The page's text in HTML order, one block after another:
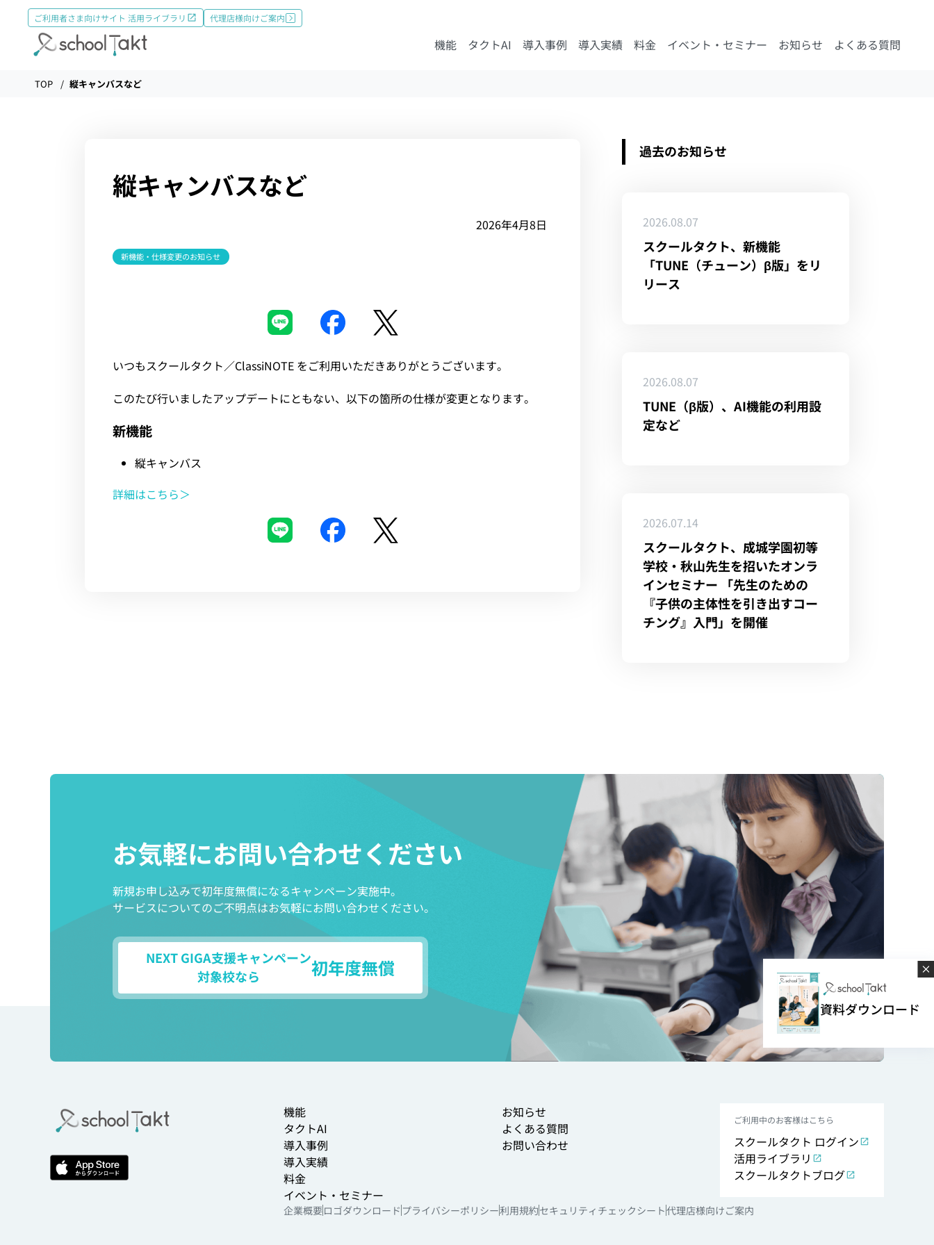
機能
ご利用者さま向けサイト 活用ライブラリ 代理店様向けご案内
機能 タクトAI 導入事例 導入実績 料金 イベント・セミナー お知らせ よくある質問
TOP 縦キャンバスなど
縦キャンバスなど
2026年4月8日
新機能・仕様変更のお知らせ
いつもスクールタクト／ClassiNOTE をご利用いただきありがとうございます。
このたび行いましたアップデートにともない、以下の箇所の仕様が変更となります。
新機能
縦キャンバス
詳細はこちら＞
過去のお知らせ
2026.08.07
スクールタクト、新機能
「TUNE（チューン）β版」をリ
リース
2026.08.07
TUNE（β版）、AI機能の利用設
定など
2026.07.14
スクールタクト、成城学園初等
学校・秋山先生を招いたオンラ
インセミナー 「先生のための
『子供の主体性を引き出すコー
チング』入門」を開催
お気軽にお問い合わせください
新規お申し込みで初年度無償になるキャンペーン実施中。
サービスについてのご不明点はお気軽にお問い合わせください。
NEXT GIGA支援キャンペーン
対象校なら
初年度無償
資料ダウンロード
機能
タクトAI
導入事例
導入実績
料金
イベント・セミナー
お知らせ
よくある質問
お問い合わせ
ご利用中のお客様はこちら
スクールタクト ログイン
活用ライブラリ
スクールタクトブログ
企業概要ロゴダウンロード プライバシーポリシー利用規約セキュリティチェックシート代理店様向けご案内